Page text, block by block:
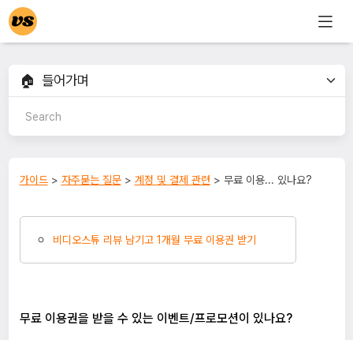
가이드> 자주묻는 질문> 계정 및 결제 관련 > 무료 이용... 있나요?
비디오스튜 리뷰 남기고 1개월 무료 이용권 받기
무료 이용권을 받을 수 있는 이벤트/프로모션이 있나요?